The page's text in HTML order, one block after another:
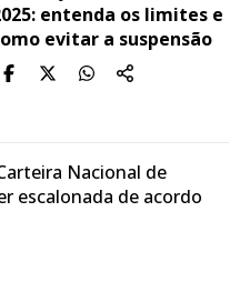
entenda os limites e
evitar a suspensão
Nacional de
escalonada de acordo